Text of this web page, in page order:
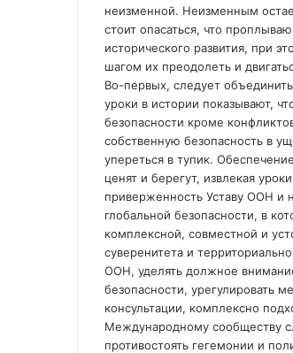
неизменной. Неизменным
стоит опасаться, что
исторического развития, при
шагом их преодолеть и
Во-первых, следует
уроки в истории показывают,
безопасности кроме
собственную безопасность в
упереться в тупик.
ценят и берегут, извлекая
приверженность Уставу ООН и
глобальной безопасности, в
комплексной, совместной и
суверенитета и
ООН, уделять должное
безопасности, урегулировать
консультации, комплексно
Международному сообществу
противостоять гегемонии и